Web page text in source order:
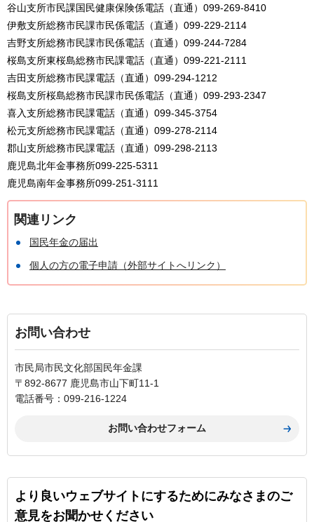
谷山支所市民課国民健康保険係電話（直通）099-269-8410
伊敷支所総務市民課市民係電話（直通）099-229-2114
吉野支所総務市民課市民係電話（直通）099-244-7284
桜島支所東桜島総務市民課電話（直通）099-221-2111
吉田支所総務市民課電話（直通）099-294-1212
桜島支所桜島総務市民課市民係電話（直通）099-293-2347
喜入支所総務市民課電話（直通）099-345-3754
松元支所総務市民課電話（直通）099-278-2114
郡山支所総務市民課電話（直通）099-298-2113
鹿児島北年金事務所099-225-5311
鹿児島南年金事務所099-251-3111
関連リンク
国民年金の届出
個人の方の電子申請（外部サイトへリンク）
お問い合わせ
市民局市民文化部国民年金課
〒892-8677 鹿児島市山下町11-1
電話番号：099-216-1224
より良いウェブサイトにするためにみなさまのご
意見をお聞かせください